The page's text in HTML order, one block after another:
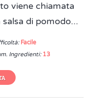
viene chiamata
di pomodo...
Facile
Ingredienti: 13